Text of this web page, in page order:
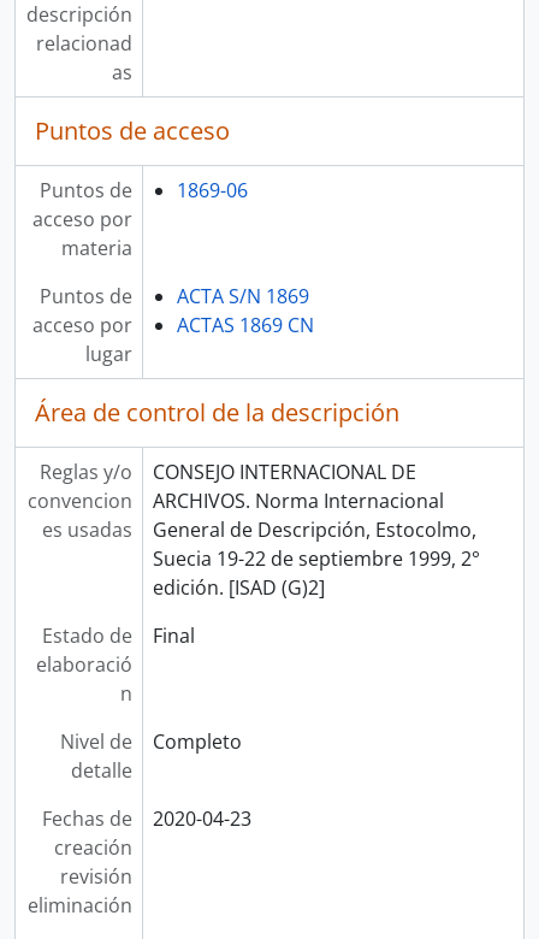
descripción
relacionad
as
Puntos de acceso
Puntos de
acceso por
materia
1869-06
Puntos de
acceso por
lugar
ACTA S/N 1869
ACTAS 1869 CN
Área de control de la descripción
Reglas y/o
convencion
es usadas
CONSEJO INTERNACIONAL DE
ARCHIVOS. Norma Internacional
General de Descripción, Estocolmo,
Suecia 19-22 de septiembre 1999, 2°
edición. [ISAD (G)2]
Estado de
elaboració
n
Final
Nivel de
detalle
Completo
Fechas de
creación
revisión
eliminación
2020-04-23